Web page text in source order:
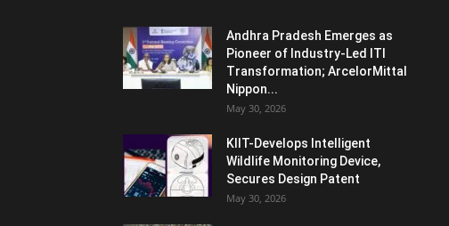
Andhra Pradesh Emerges as
Pioneer of Industry-Led ITI
Transformation; ArcelorMittal
Nippon...
May 30, 2026
KIIT-Develops Intelligent
Wildlife Monitoring Device,
Secures Design Patent
May 30, 2026